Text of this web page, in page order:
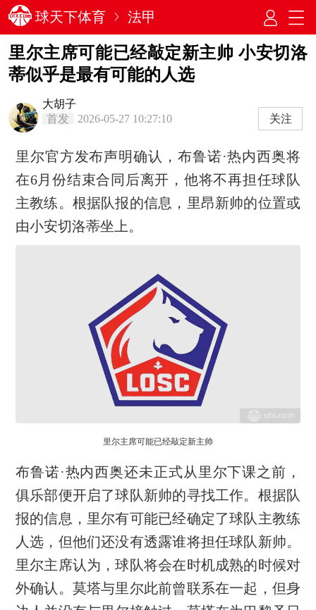
球天下体育 法甲
里尔主席可能已经敲定新主帅 小安切洛
蒂似乎是最有可能的人选
大胡子
首发
2026-05-27 10:27:10 关注
里尔官方发布声明确认，布鲁诺·热内西奥将
在6月份结束合同后离开，他将不再担任球队
主教练。根据队报的信息，里昂新帅的位置或
由小安切洛蒂坐上。
里尔主席可能已经敲定新主帅
布鲁诺·热内西奥还未正式从里尔下课之前，
俱乐部便开启了球队新帅的寻找工作。根据队
报的信息，里尔有可能已经确定了球队主教练
人选，但他们还没有透露谁将担任球队新帅。
里尔主席认为，球队将会在时机成熟的时候对
外确认。莫塔与里尔此前曾联系在一起，但身